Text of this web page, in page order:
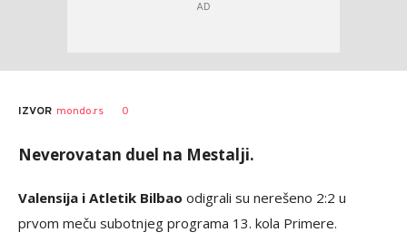
AUTOR Jakovljević
IZVOR mondo.rs 0
Neverovatan duel na Mestalji.
Valensija i Atletik Bilbao odigrali su nerešeno 2:2 u
prvom meču subotnjeg programa 13. kola Primere.